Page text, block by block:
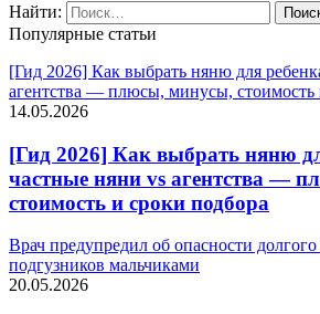
Найти:
Популярные статьи
[Гид 2026] Как выбрать няню для
агентства — плюсы, минусы, стоимость
14.05.2026
[Гид 2026] Как выбрать няню
частные няни vs агентства —
стоимость и сроки подбора
Врач предупредил об опасности
подгузников мальчиками
20.05.2026